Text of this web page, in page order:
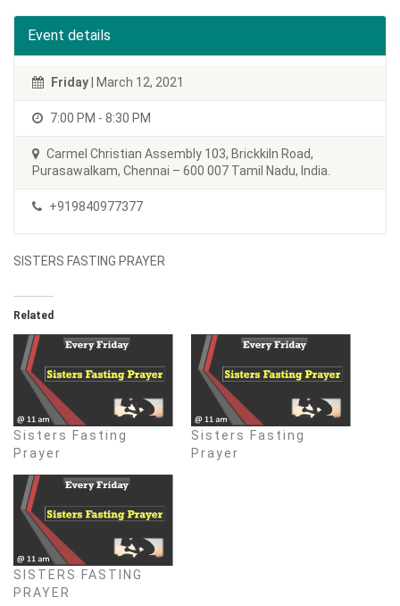
Event details
Friday | March 12, 2021
7:00 PM - 8:30 PM
Carmel Christian Assembly 103, Brickkiln Road,
Purasawalkam, Chennai – 600 007 Tamil Nadu, India.
+919840977377
SISTERS FASTING PRAYER
Related
Sisters Fasting
Prayer
Sisters Fasting
Prayer
SISTERS FASTING
PRAYER